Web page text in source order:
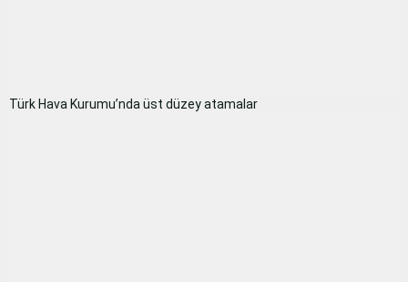
Türk Hava Kurumu’nda üst düzey atamalar